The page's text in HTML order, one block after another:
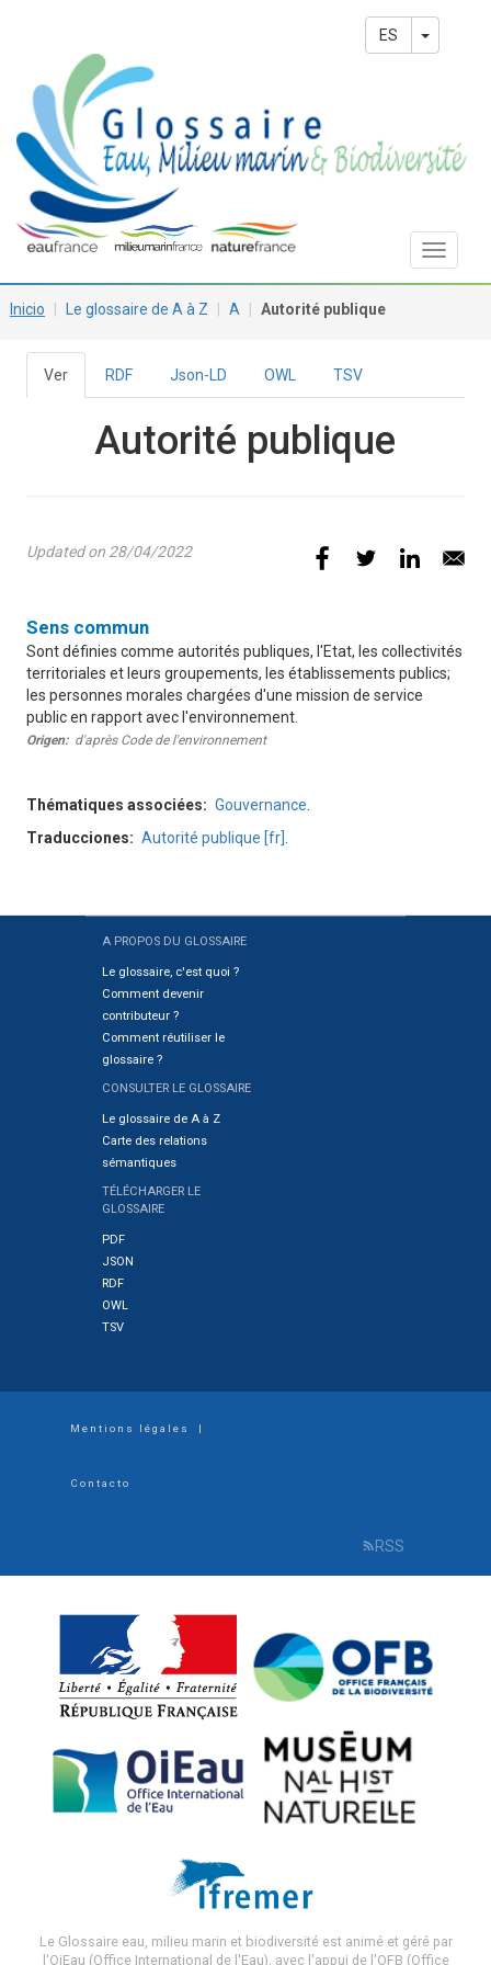
ES Toggle
navigation
Toggle
Inicio Le glossaire de A à Z A Autorité publique
Solapas
principales
Ver(solapa
activa)
RDF Json-LD OWL TSV
Autorité publique
Updated on 28/04/2022
Sens commun
Sont définies comme autorités publiques, l'Etat, les collectivités
territoriales et leurs groupements, les établissements publics;
les personnes morales chargées d'une mission de service
public en rapport avec l'environnement.
Origen d'après Code de l'environnement
Thématiques associées Gouvernance.
Traducciones
Autorité publique [fr] .
SitemapA PROPOS DU GLOSSAIRE
Le glossaire, c'est quoi ?
Comment devenir
contributeur ?
Comment réutiliser le
glossaire ?
CONSULTER LE GLOSSAIRE
Le glossaire de A à Z
Carte des relations
sémantiques
TÉLÉCHARGER LE
GLOSSAIRE
PDF
JSON
RDF
OWL
TSV
FooterMentions légales |
Contacto
RRSS
Le Glossaire eau, milieu marin et biodiversité est animé et géré par
l'OiEau (Office International de l'Eau), avec l'appui de l'OFB (Office